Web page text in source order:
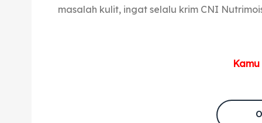
masalah kulit, ingat selalu krim CNI